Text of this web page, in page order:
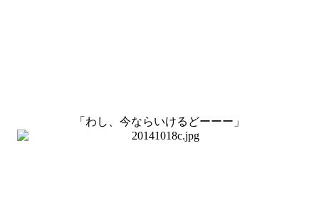
「わし、今ならいけるどーーー」